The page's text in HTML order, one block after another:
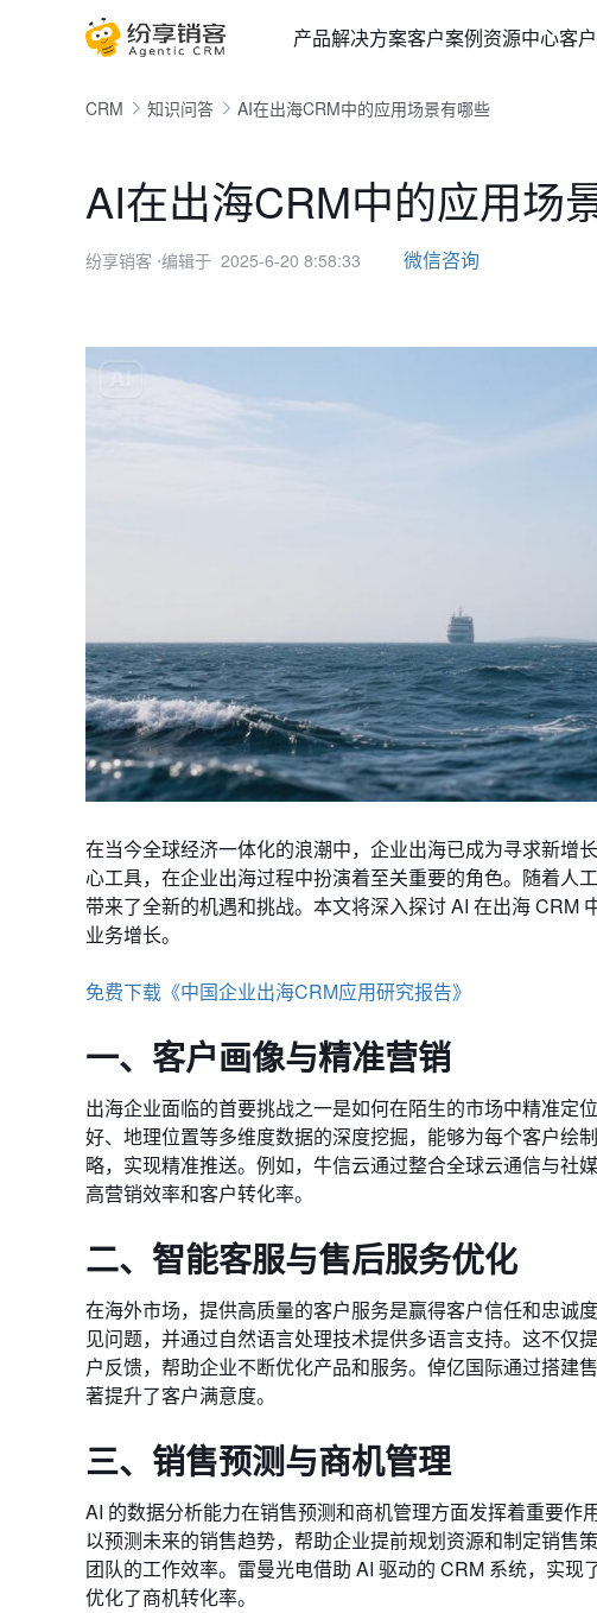
产品解决方案客户案例资源中心客
CRM 知识问答 AI在出海CRM中的应用场景有哪些
AI在出海CRM中的应用场
纷享销客 ⋅编辑于 2025-6-20 8:58:33 微信咨询
在当今全球经济一体化的浪潮中，企业出海已成为寻求新增
心工具，在企业出海过程中扮演着至关重要的角色。随着人
带来了全新的机遇和挑战。本文将深入探讨 AI 在出海 CRM
业务增长。
免费下载《中国企业出海CRM应用研究报告》
一、客户画像与精准营销
出海企业面临的首要挑战之一是如何在陌生的市场中精准定
好、地理位置等多维度数据的深度挖掘，能够为每个客户绘
略，实现精准推送。例如，牛信云通过整合全球云通信与社
高营销效率和客户转化率。
二、智能客服与售后服务优化
在海外市场，提供高质量的客户服务是赢得客户信任和忠诚
见问题，并通过自然语言处理技术提供多语言支持。这不仅
户反馈，帮助企业不断优化产品和服务。倬亿国际通过搭建
著提升了客户满意度。
三、销售预测与商机管理
AI 的数据分析能力在销售预测和商机管理方面发挥着重要
以预测未来的销售趋势，帮助企业提前规划资源和制定销售
团队的工作效率。雷曼光电借助 AI 驱动的 CRM 系统，实现
优化了商机转化率。